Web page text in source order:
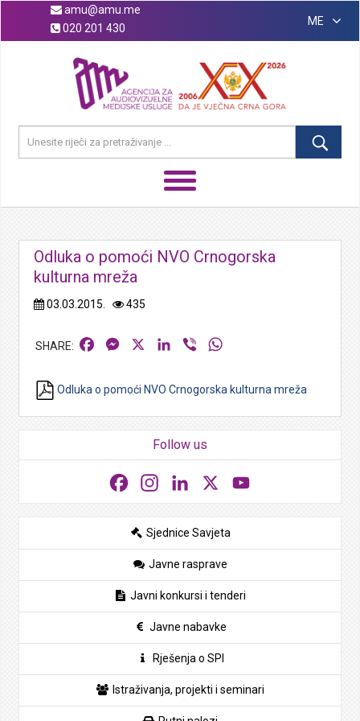
amu@amu.me
020 201 430
ME
Odluka o pomoći NVO Crnogorska
kulturna mreža
03.03.2015. 435
FacebookMessengerLinkedIn
Viber
Odluka o pomoći NVO Crnogorska kulturna mreža
Follow us
FacebookInstagramLinkedIn
Sjednice Savjeta
Javne rasprave
Javni konkursi i tenderi
Javne nabavke
Rješenja o SPI
Istraživanja, projekti i seminari